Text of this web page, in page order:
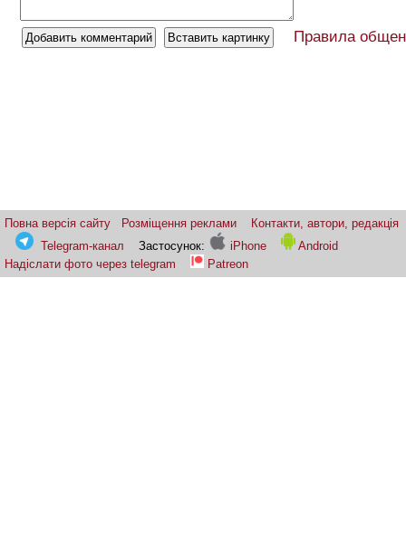
Правила
Повна версія сайту Розміщення реклами
Контакти, автори, редакція
Telegram-канал
Застосунок: iPhone
Android
Надіслати фото через telegram
Patreon